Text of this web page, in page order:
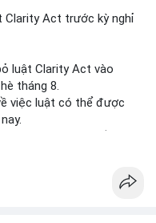
Clarity Act trước kỳ nghỉ
luật Clarity Act vào
tháng 8.
việc luật có thể được